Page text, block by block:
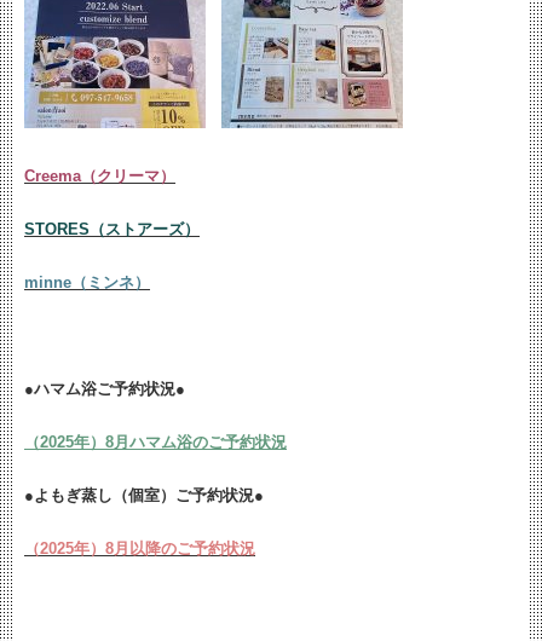
Creema（クリーマ）
STORES（ストアーズ）
minne（ミンネ）
●ハマム浴ご予約状況●
（2025年）8月ハマム浴のご予約状況
●よもぎ蒸し（個室）ご予約状況●
（2025年）8月以降のご予約状況